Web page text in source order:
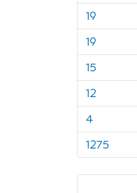
19
19
15
12
4
1275